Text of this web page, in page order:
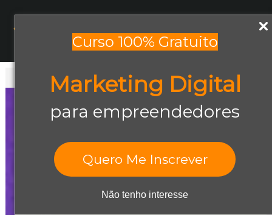
Curso 100% Gratuito
Marketing Digital
para empreendedores
Quero Me Inscrever
Não tenho interesse
Abrir negócio
Design Gráfico
Todos os posts